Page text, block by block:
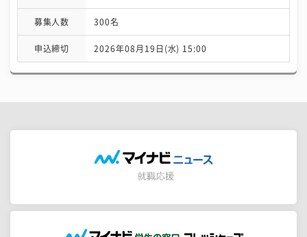
募集人数 300名
申込締切 2026年08月19日(水) 15:00